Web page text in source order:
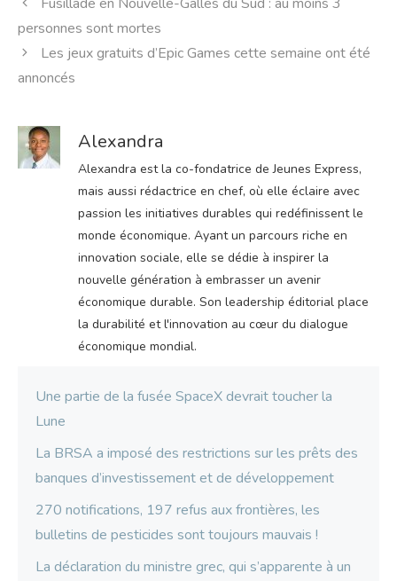
Fusillade en Nouvelle-Galles du Sud : au moins 3
personnes sont mortes
Les jeux gratuits d’Epic Games cette semaine ont été
annoncés
Alexandra
Alexandra est la co-fondatrice de Jeunes Express,
mais aussi rédactrice en chef, où elle éclaire avec
passion les initiatives durables qui redéfinissent le
monde économique. Ayant un parcours riche en
innovation sociale, elle se dédie à inspirer la
nouvelle génération à embrasser un avenir
économique durable. Son leadership éditorial place
la durabilité et l'innovation au cœur du dialogue
économique mondial.
Une partie de la fusée SpaceX devrait toucher la
Lune
La BRSA a imposé des restrictions sur les prêts des
banques d’investissement et de développement
270 notifications, 197 refus aux frontières, les
bulletins de pesticides sont toujours mauvais !
La déclaration du ministre grec, qui s’apparente à un